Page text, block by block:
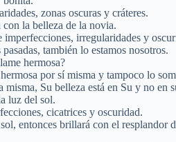
zonas oscuras y cráteres.
la belleza de la novia.
irregularidades y
también lo estamos nosotros.
hermosa?
por sí misma y tampoco lo
Su belleza está en Su y no en
luz del sol.
cicatrices y oscuridad.
entonces brillará con el resplandor